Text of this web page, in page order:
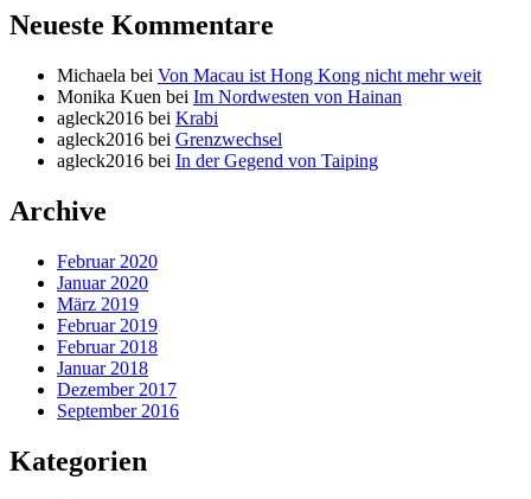
Neueste Kommentare
Michaela bei Von Macau ist Hong Kong nicht mehr weit
Monika Kuen bei Im Nordwesten von Hainan
agleck2016 bei Krabi
agleck2016 bei Grenzwechsel
agleck2016 bei In der Gegend von Taiping
Archive
Februar 2020
Januar 2020
März 2019
Februar 2019
Februar 2018
Januar 2018
Dezember 2017
September 2016
Kategorien